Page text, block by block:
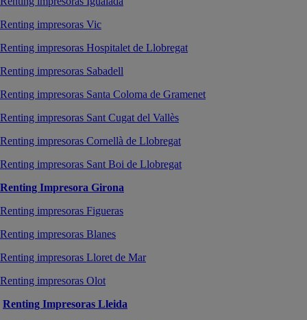
Renting impresoras Vic
Renting impresoras Hospitalet de Llobregat
Renting impresoras Sabadell
Renting impresoras Santa Coloma de Gramenet
Renting impresoras Sant Cugat del Vallès
Renting impresoras Cornellà de Llobregat
Renting impresoras Sant Boi de Llobregat
Renting Impresora Girona
Renting impresoras Figueras
Renting impresoras Blanes
Renting impresoras Lloret de Mar
Renting impresoras Olot
Renting Impresoras Lleida